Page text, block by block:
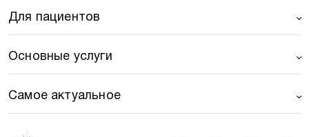
Для пациентов
Основные услуги
Самое актуальное